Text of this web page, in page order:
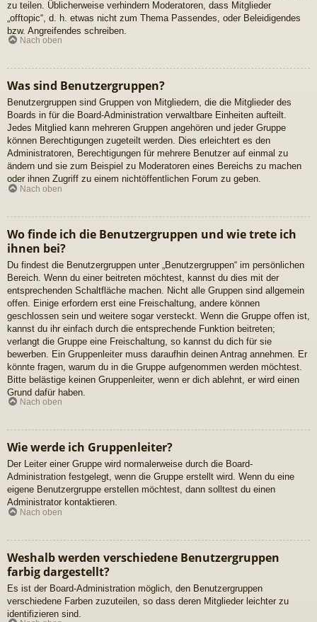
zu teilen. Üblicherweise verhindern Moderatoren, dass Mitglieder
„offtopic“, d. h. etwas nicht zum Thema Passendes, oder Beleidigendes
bzw. Angreifendes schreiben.
Nach oben
Was sind Benutzergruppen?
Benutzergruppen sind Gruppen von Mitgliedern, die die Mitglieder des
Boards in für die Board-Administration verwaltbare Einheiten aufteilt.
Jedes Mitglied kann mehreren Gruppen angehören und jeder Gruppe
können Berechtigungen zugeteilt werden. Dies erleichtert es den
Administratoren, Berechtigungen für mehrere Benutzer auf einmal zu
ändern und sie zum Beispiel zu Moderatoren eines Bereichs zu machen
oder ihnen Zugriff zu einem nichtöffentlichen Forum zu geben.
Nach oben
Wo finde ich die Benutzergruppen und wie trete ich
ihnen bei?
Du findest die Benutzergruppen unter „Benutzergruppen“ im persönlichen
Bereich. Wenn du einer beitreten möchtest, kannst du dies mit der
entsprechenden Schaltfläche machen. Nicht alle Gruppen sind allgemein
offen. Einige erfordern erst eine Freischaltung, andere können
geschlossen sein und weitere sogar versteckt. Wenn die Gruppe offen ist,
kannst du ihr einfach durch die entsprechende Funktion beitreten;
verlangt die Gruppe eine Freischaltung, so kannst du dich für sie
bewerben. Ein Gruppenleiter muss daraufhin deinen Antrag annehmen. Er
könnte fragen, warum du in die Gruppe aufgenommen werden möchtest.
Bitte belästige keinen Gruppenleiter, wenn er dich ablehnt, er wird einen
Grund dafür haben.
Nach oben
Wie werde ich Gruppenleiter?
Der Leiter einer Gruppe wird normalerweise durch die Board-
Administration festgelegt, wenn die Gruppe erstellt wird. Wenn du eine
eigene Benutzergruppe erstellen möchtest, dann solltest du einen
Administrator kontaktieren.
Nach oben
Weshalb werden verschiedene Benutzergruppen
farbig dargestellt?
Es ist der Board-Administration möglich, den Benutzergruppen
verschiedene Farben zuzuteilen, so dass deren Mitglieder leichter zu
identifizieren sind.